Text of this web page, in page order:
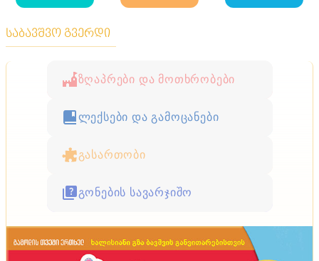
იტალიური ბინის კომფორტის საიდუმლოებები -
ყველაზე მოკრძალებული იტალიური სახლებიც კი
თბილად, მყუდროდ და მიმზიდველად გამოიყურება
საბავშვო გვერდი
ზღაპრები და მოთხრობები
ლექსები და გამოცანები
გასართობი
გონების სავარჯიშო